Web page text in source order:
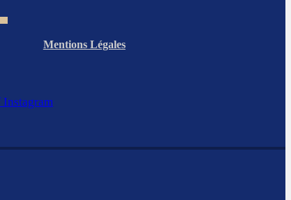
Mentions Légales